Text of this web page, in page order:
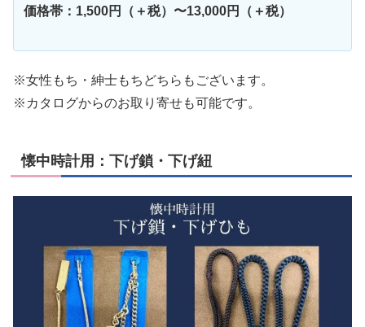
価格帯：1,500円（＋税）〜13,000円（＋税）
※女性もち・紳士もちどちらもございます。
※カタログからのお取り寄せも可能です。
懐中時計用：下げ鎖・下げ紐